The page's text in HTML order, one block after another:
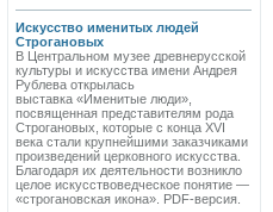
Искусство именитых людей
Строгановых
В Центральном музее древнерусской
культуры и искусства имени Андрея
Рублева открылась
выставка «Именитые люди»,
посвященная представителям рода
Строгановых, которые с конца XVI
века стали крупнейшими заказчиками
произведений церковного искусства.
Благодаря их деятельности возникло
целое искусствоведческое понятие —
«строгановская икона». PDF-версия.